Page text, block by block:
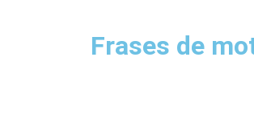
Frases de